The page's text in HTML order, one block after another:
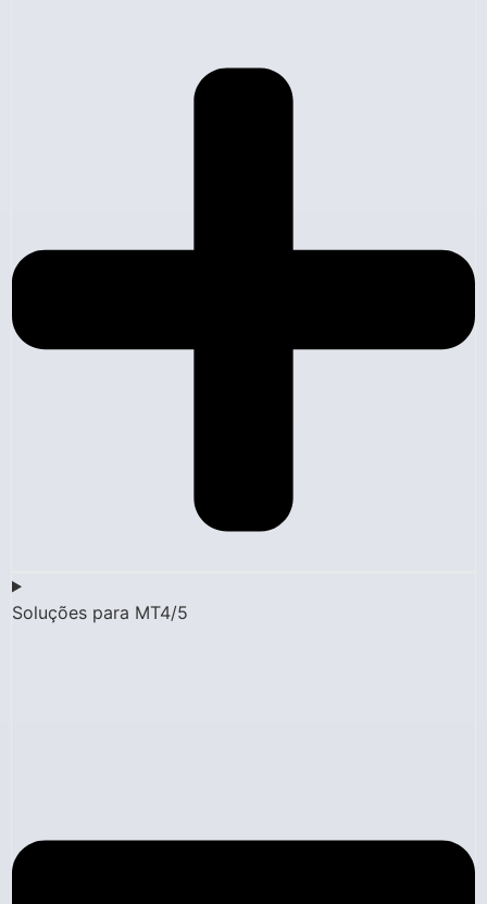
Soluções para MT4/5